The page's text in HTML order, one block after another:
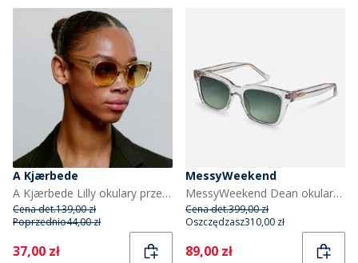
A Kjærbede
A Kjærbede Lilly okulary przeciwsłoneczne kolor Ecru Transparent
Cena det.139,00 zł
Poprzednio44,00 zł
Current
37,00 zł
MessyWeekend
MessyWeekend Dean okulary przeciwsłoneczne kolor Crystal
Cena det.399,00 zł
Oszczędzasz310,00 zł
Current
89,00 zł